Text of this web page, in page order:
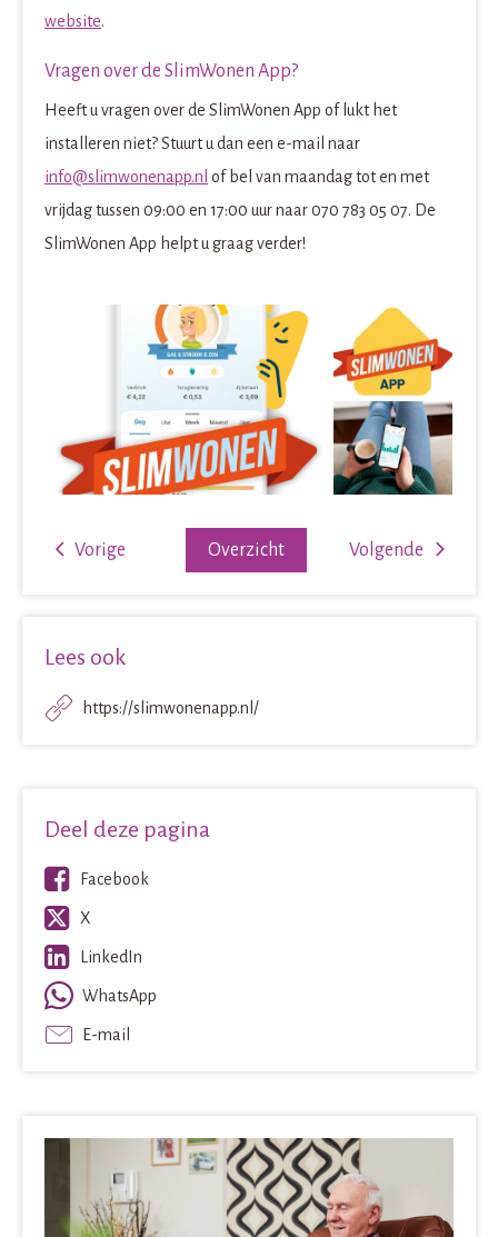
website.
Vragen over de SlimWonen App?
Heeft u vragen over de SlimWonen App of lukt het
installeren niet? Stuurt u dan een e-mail naar
info@slimwonenapp.nl of bel van maandag tot en met
vrijdag tussen 09:00 en 17:00 uur naar 070 783 05 07. De
SlimWonen App helpt u graag verder!
Volgende
Overzicht
Vorige
Lees ook
https://slimwonenapp.nl/
Deel deze pagina
Facebook
X
LinkedIn
WhatsApp
E-mail